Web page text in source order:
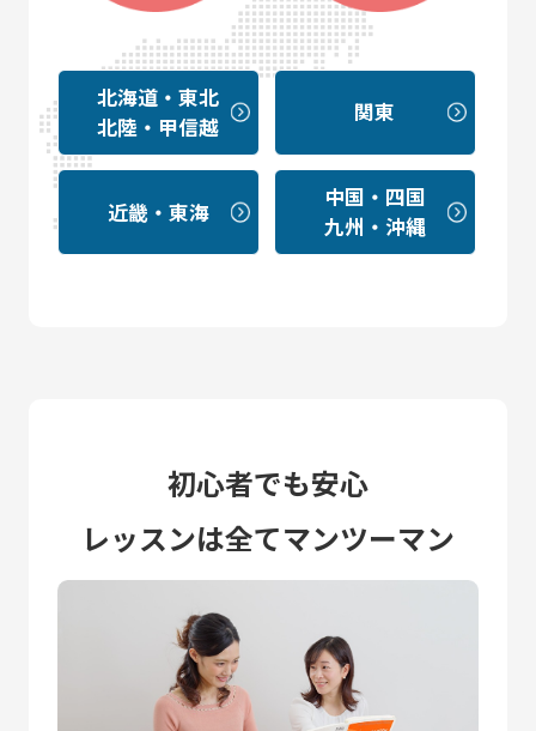
北海道・東北
北陸・甲信越
関東
近畿・東海
中国・四国
九州・沖縄
初心者でも安心
レッスンは全てマンツーマン